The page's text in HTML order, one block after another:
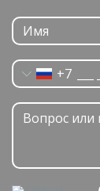
+7